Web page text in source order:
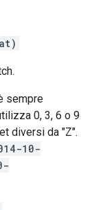
sempre
0, 3, 6 o 9
diversi da "Z".
10-